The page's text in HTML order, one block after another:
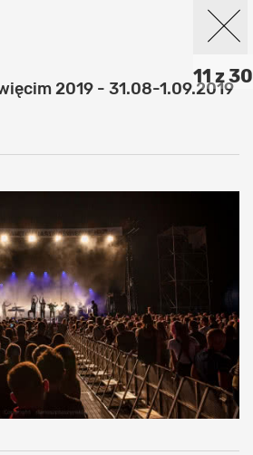
11 z 30
2019 - 31.08-1.09.2019